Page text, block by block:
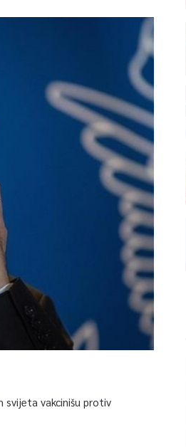
svijeta vakcinišu protiv